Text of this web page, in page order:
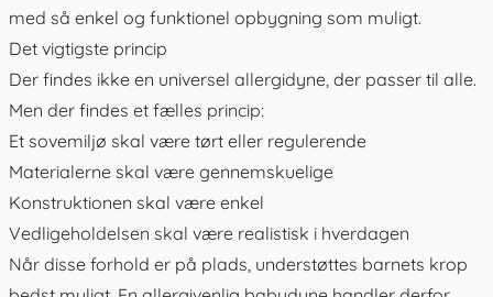
med så enkel og funktionel opbygning som muligt.
Det vigtigste princip
Der findes ikke en universel allergidyne, der passer til alle.
Men der findes et fælles princip:
Et sovemiljø skal være tørt eller regulerende
Materialerne skal være gennemskuelige
Konstruktionen skal være enkel
Vedligeholdelsen skal være realistisk i hverdagen
Når disse forhold er på plads, understøttes barnets krop